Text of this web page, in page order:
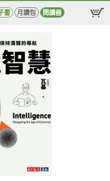
書 月讀包 閱讀器